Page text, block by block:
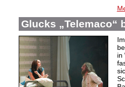
Glucks „Telemaco“
in